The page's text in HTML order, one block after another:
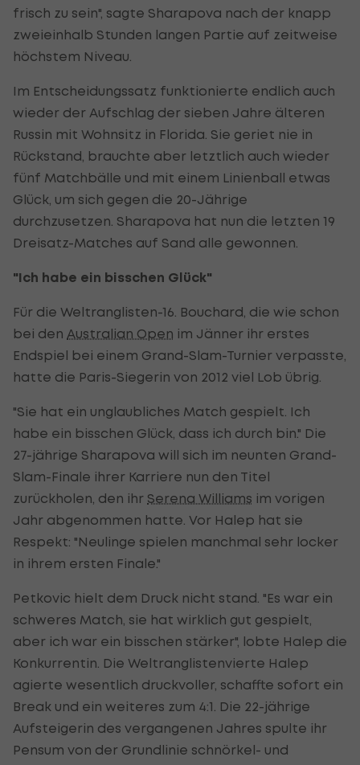
frisch zu sein", sagte Sharapova nach der knapp
zweieinhalb Stunden langen Partie auf zeitweise
höchstem Niveau.
Im Entscheidungssatz funktionierte endlich auch
wieder der Aufschlag der sieben Jahre älteren
Russin mit Wohnsitz in Florida. Sie geriet nie in
Rückstand, brauchte aber letztlich auch wieder
fünf Matchbälle und mit einem Linienball etwas
Glück, um sich gegen die 20-Jährige
durchzusetzen. Sharapova hat nun die letzten 19
Dreisatz-Matches auf Sand alle gewonnen.
"Ich habe ein bisschen Glück"
Für die Weltranglisten-16. Bouchard, die wie schon
bei den Australian Open im Jänner ihr erstes
Endspiel bei einem Grand-Slam-Turnier verpasste,
hatte die Paris-Siegerin von 2012 viel Lob übrig.
"Sie hat ein unglaubliches Match gespielt. Ich
habe ein bisschen Glück, dass ich durch bin." Die
27-jährige Sharapova will sich im neunten Grand-
Slam-Finale ihrer Karriere nun den Titel
zurückholen, den ihr Serena Williams im vorigen
Jahr abgenommen hatte. Vor Halep hat sie
Respekt: "Neulinge spielen manchmal sehr locker
in ihrem ersten Finale."
Petkovic hielt dem Druck nicht stand. "Es war ein
schweres Match, sie hat wirklich gut gespielt,
aber ich war ein bisschen stärker", lobte Halep die
Konkurrentin. Die Weltranglistenvierte Halep
agierte wesentlich druckvoller, schaffte sofort ein
Break und ein weiteres zum 4:1. Die 22-jährige
Aufsteigerin des vergangenen Jahres spulte ihr
Pensum von der Grundlinie schnörkel- und